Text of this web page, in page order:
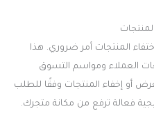
المنتجات أمر ضروري. هذا
العملاء ومواسم التسوق
أو إخفاء المنتجات وفقًا للطلب
فعالة ترفع من مكانة متجرك.